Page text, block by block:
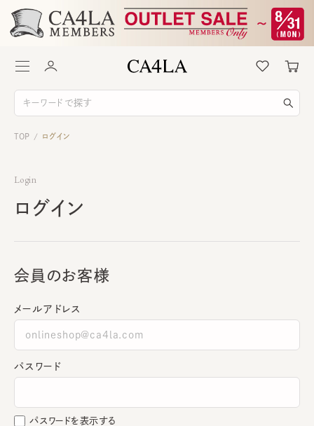
TOP / ログイン
Login
ログイン
会員のお客様
メールアドレス
パスワード
パスワードを表示する